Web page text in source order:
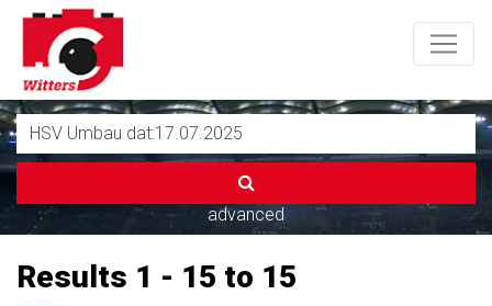
advanced
Results 1 - 15 to 15